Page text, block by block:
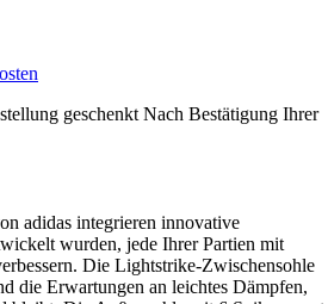
geschenkt Nach Bestätigung Ihrer
adidas integrieren innovative
wurden, jede Ihrer Partien mit
Die Lightstrike-Zwischensohle
die Erwartungen an leichtes Dämpfen,